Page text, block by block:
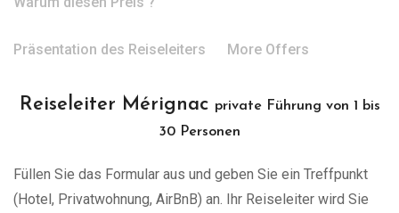
Präsentation des Reiseleiters More Offers
Reiseleiter Mérignac private Führung von 1 bis
30 Personen
Füllen Sie das Formular aus und geben Sie ein Treffpunkt
(Hotel, Privatwohnung, AirBnB) an. Ihr Reiseleiter wird Sie